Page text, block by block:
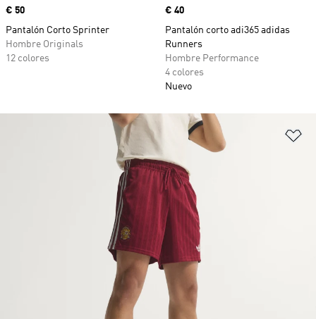
Precio
€ 50
Pantalón Corto Sprinter
Hombre Originals
12 colores
Precio
€ 40
Pantalón corto adi365 adidas
Runners
Hombre Performance
4 colores
Nuevo